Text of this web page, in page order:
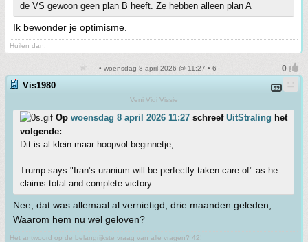
de VS gewoon geen plan B heeft. Ze hebben alleen plan A
Ik bewonder je optimisme.
Huilen dan.
• woensdag 8 april 2026 @ 11:27 • 6
Vis1980
Veni Vidi Vissie
Op woensdag 8 april 2026 11:27 schreef UitStraling het
volgende:
Dit is al klein maar hoopvol beginnetje,
Trump says "Iran’s uranium will be perfectly taken care of" as he
claims total and complete victory.
Nee, dat was allemaal al vernietigd, drie maanden geleden,
Waarom hem nu wel geloven?
Het antwoord op de belangrijkste vraag van alle vragen? 42!